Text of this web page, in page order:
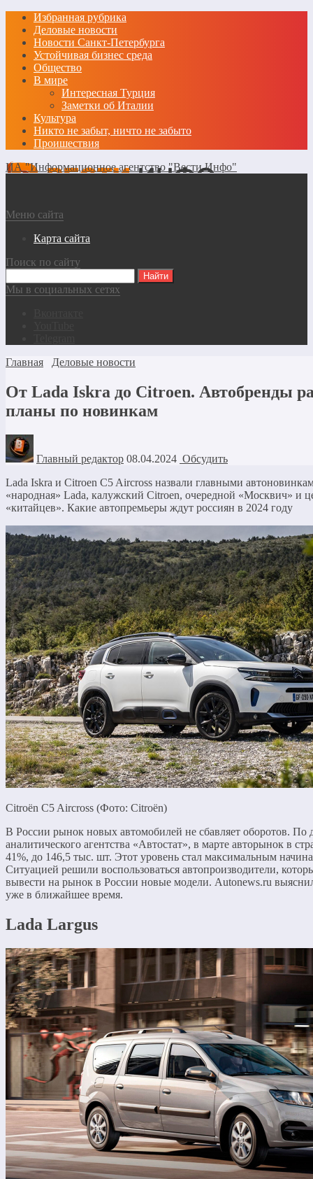
Избранная рубрика
Деловые новости
Новости Санкт-Петербурга
Устойчивая бизнес среда
Общество
В мире
Интересная Турция
Заметки об Италии
Культура
Никто не забыт, ничто не забыто
Проишествия
ИА "Информационное агентство "Вести Инфо"
Меню сайта
Карта сайта
Поиск по сайту
Мы в социальных сетях
Главная
Деловые новости
От Lada Iskra до Citroen. Автобренды
планы по новинкам
Главный редактор 08.04.2024 Обсудить
Lada Iskra и Citroen C5 Aircross назвали главными
«народная» Lada, калужский Citroen, очередной «Москвич» и
«китайцев». Какие автопремьеры ждут россиян в 2024 году
Citroën C5 Aircross (Фото: Citroën)
В России рынок новых автомобилей не сбавляет оборотов. По
аналитического агентства «Автостат», в марте авторынок в
41%, до 146,5 тыс. шт. Этот уровень стал максимальным
Ситуацией решили воспользоваться автопроизводители,
вывести на рынок в России новые модели. Autonews.ru
уже в ближайшее время.
Lada Largus